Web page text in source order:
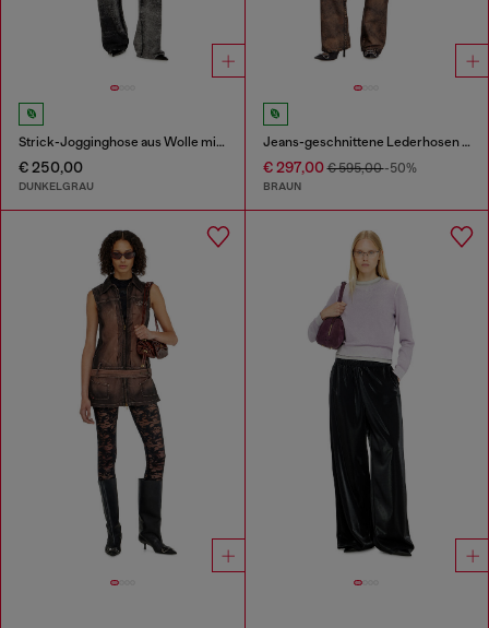
Strick-Jogginghose aus Wolle mit umgekehrtem Druck
€ 250,00
DUNKELGRAU
Jeans-geschnittene Lederhosen mit Distressed-Effekt
€ 297,00€ 595,00-50%
BRAUN